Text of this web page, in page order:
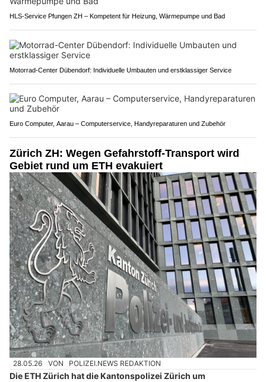
HLS-Service Pfungen ZH – Kompetent für Heizung, Wärmepumpe und Bad
Motorrad-Center Dübendorf: Individuelle Umbauten und erstklassiger Service
Euro Computer, Aarau – Computerservice, Handyreparaturen und Zubehör
Zürich ZH: Wegen Gefahrstoff-Transport wird
Gebiet rund um ETH evakuiert
28.05.26 VON POLIZEI.NEWS REDAKTION
Die ETH Zürich hat die Kantonspolizei Zürich um